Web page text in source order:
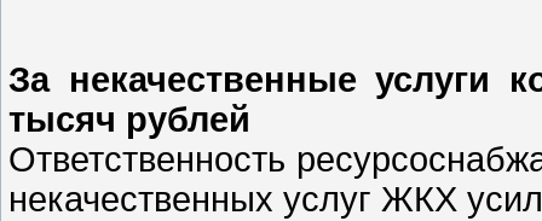
За некачественные услуги
тысяч рублей
Ответственность
некачественных услуг ЖКХ